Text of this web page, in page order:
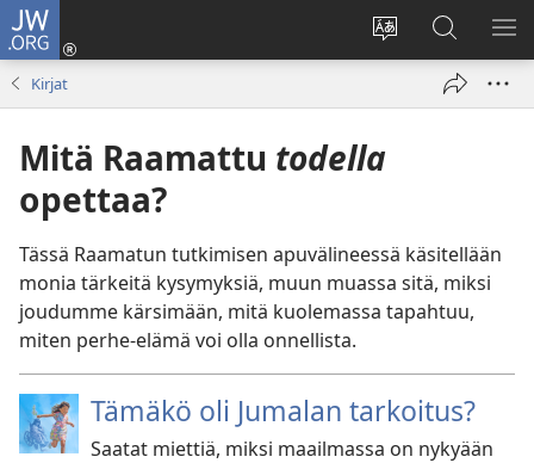
JW.ORG
Vaihda
sivuston
Kirjaudu
(avaa
Hae
JW.ORG-
sivustolta
Kirjat
Mitä Raamattu todella
opettaa?
Tässä Raamatun tutkimisen apuvälineessä käsitellään
monia tärkeitä kysymyksiä, muun muassa sitä, miksi
joudumme kärsimään, mitä kuolemassa tapahtuu,
miten perhe-elämä voi olla onnellista.
Tämäkö oli Jumalan tarkoitus?
Saatat miettiä, miksi maailmassa on nykyään